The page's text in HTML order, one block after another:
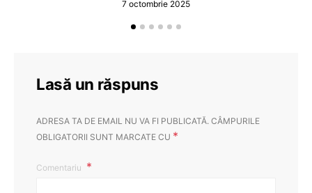
7 octombrie 2025
Lasă un răspuns
ADRESA TA DE EMAIL NU VA FI PUBLICATĂ. CÂMPURILE
OBLIGATORII SUNT MARCATE CU *
Comentariu